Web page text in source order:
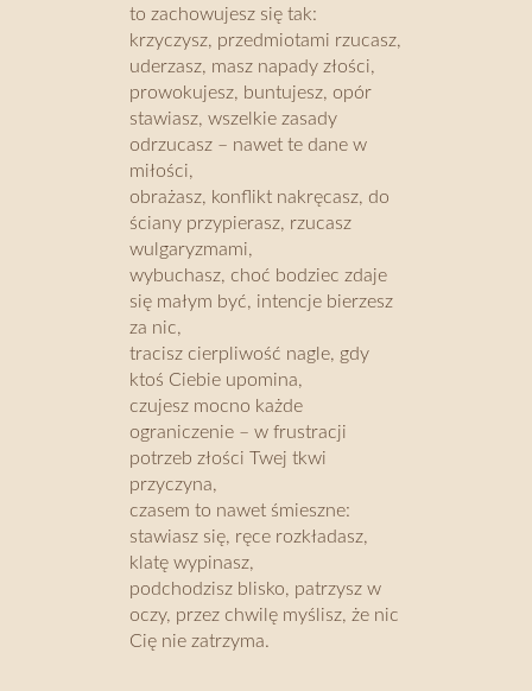
to zachowujesz się tak:
krzyczysz, przedmiotami rzucasz,
uderzasz, masz napady złości,
prowokujesz, buntujesz, opór
stawiasz, wszelkie zasady
odrzucasz – nawet te dane w
miłości,
obrażasz, konflikt nakręcasz, do
ściany przypierasz, rzucasz
wulgaryzmami,
wybuchasz, choć bodziec zdaje
się małym być, intencje bierzesz
za nic,
tracisz cierpliwość nagle, gdy
ktoś Ciebie upomina,
czujesz mocno każde
ograniczenie – w frustracji
potrzeb złości Twej tkwi
przyczyna,
czasem to nawet śmieszne:
stawiasz się, ręce rozkładasz,
klatę wypinasz,
podchodzisz blisko, patrzysz w
oczy, przez chwilę myślisz, że nic
Cię nie zatrzyma.